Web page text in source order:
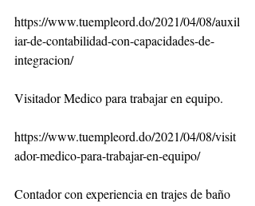
https://www.tuempleord.do/2021/04/08/auxil
iar-de-contabilidad-con-capacidades-de-
integracion/
Visitador Medico para trabajar en equipo.
https://www.tuempleord.do/2021/04/08/visit
ador-medico-para-trabajar-en-equipo/
Contador con experiencia en trajes de baño